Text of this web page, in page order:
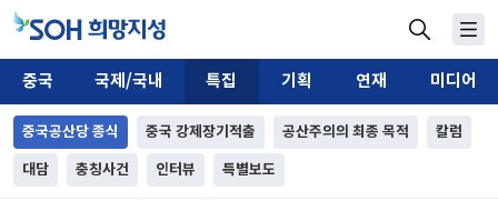
중국 국제/국내 특집 기획 연재 미디어
중국공산당 종식 중국 강제장기적출 공산주의의 최종 목적 칼럼
대담 충칭사건 인터뷰 특별보도